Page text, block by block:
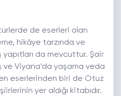
türlerde de eserleri olan
hikâye tarzında ve
yapıtları da mevcuttur. Şair
ve Viyana’da yaşama veda
eserlerinden biri de Otuz
yer aldığı kitabıdır.